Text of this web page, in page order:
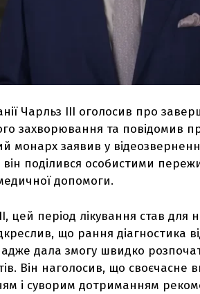
Чарльз III оголосив про
захворювання та повідомив
монарх заявив у
поділився особистими
допомоги.
цей період лікування став для
що рання діагностика
дала змогу швидко
Він наголосив, що своєчасне
і суворим дотриманням